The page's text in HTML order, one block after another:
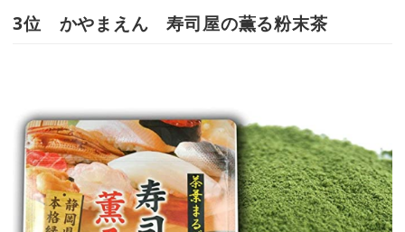
3位 かやまえん 寿司屋の薫る粉末茶